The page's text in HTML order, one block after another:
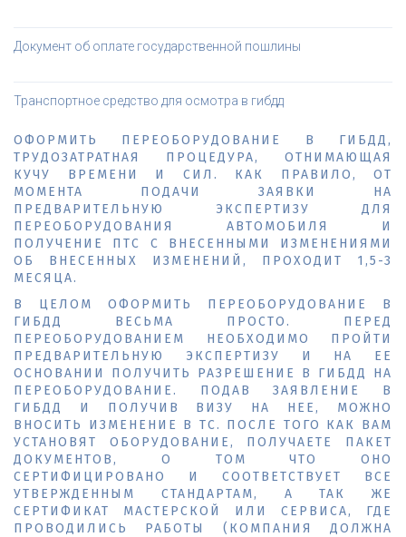
Документ об оплате государственной пошлины
Транспортное средство для осмотра в гибдд
ОФОРМИТЬ ПЕРЕОБОРУДОВАНИЕ В ГИБДД,
ТРУДОЗАТРАТНАЯ ПРОЦЕДУРА, ОТНИМАЮЩАЯ
КУЧУ ВРЕМЕНИ И СИЛ. КАК ПРАВИЛО, ОТ
МОМЕНТА ПОДАЧИ ЗАЯВКИ НА
ПРЕДВАРИТЕЛЬНУЮ ЭКСПЕРТИЗУ ДЛЯ
ПЕРЕОБОРУДОВАНИЯ АВТОМОБИЛЯ И
ПОЛУЧЕНИЕ ПТС С ВНЕСЕННЫМИ ИЗМЕНЕНИЯМИ
ОБ ВНЕСЕННЫХ ИЗМЕНЕНИЙ, ПРОХОДИТ 1,5-3
МЕСЯЦА.
В ЦЕЛОМ ОФОРМИТЬ ПЕРЕОБОРУДОВАНИЕ В
ГИБДД ВЕСЬМА ПРОСТО. ПЕРЕД
ПЕРЕОБОРУДОВАНИЕМ НЕОБХОДИМО ПРОЙТИ
ПРЕДВАРИТЕЛЬНУЮ ЭКСПЕРТИЗУ И НА ЕЕ
ОСНОВАНИИ ПОЛУЧИТЬ РАЗРЕШЕНИЕ В ГИБДД НА
ПЕРЕОБОРУДОВАНИЕ. ПОДАВ ЗАЯВЛЕНИЕ В
ГИБДД И ПОЛУЧИВ ВИЗУ НА НЕЕ, МОЖНО
ВНОСИТЬ ИЗМЕНЕНИЕ В ТС. ПОСЛЕ ТОГО КАК ВАМ
УСТАНОВЯТ ОБОРУДОВАНИЕ, ПОЛУЧАЕТЕ ПАКЕТ
ДОКУМЕНТОВ, О ТОМ ЧТО ОНО
СЕРТИФИЦИРОВАНО И СООТВЕТСТВУЕТ ВСЕ
УТВЕРЖДЕННЫМ СТАНДАРТАМ, А ТАК ЖЕ
СЕРТИФИКАТ МАСТЕРСКОЙ ИЛИ СЕРВИСА, ГДЕ
ПРОВОДИЛИСЬ РАБОТЫ (КОМПАНИЯ ДОЛЖНА